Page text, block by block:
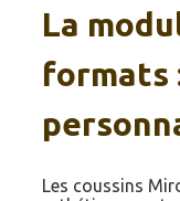
La
formats
Les coussins